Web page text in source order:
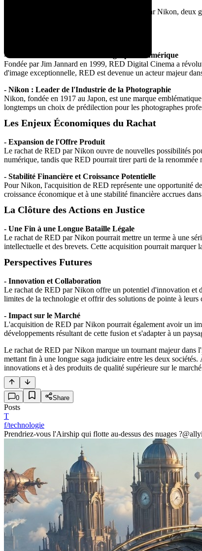
Les implications du rachat de la société RED par Nikon, deux
- RED : Pionnier de la Cinématographie Numérique
Fondée par Jim Jannard en 1999, RED Digital Cinema a
d'image exceptionnelle, RED est devenue un acteur majeur
- Nikon : Leader de l'Industrie de la Photographie
Nikon, fondée en 1917 au Japon, est une marque
longtemps un choix de prédilection pour les photographes
Les Enjeux Économiques du Rachat
- Expansion de l'Offre Produit
Le rachat de RED par Nikon ouvre de nouvelles possibilités
numérique, tandis que RED pourrait tirer parti de la
- Stabilité Financière et Croissance Potentielle
Pour Nikon, l'acquisition de RED représente une opportunité
croissance économique et à une stabilité financière accrues
La Clôture des Actions en Justice
- Une Fin à une Longue Bataille Légale
Le rachat de RED par Nikon pourrait mettre un terme à une
intellectuelle et des brevets. Cette acquisition pourrait
Perspectives Futures
- Innovation et Collaboration
Le rachat de RED par Nikon offre un potentiel d'innovation et
limites de la technologie et offrir des solutions de pointe à leurs
- Impact sur le Marché
L'acquisition de RED par Nikon pourrait également avoir un
développements résultant de cette fusion et s'adapter à un
Le rachat de RED par Nikon marque un tournant majeur dans
mettant fin à une longue saga judiciaire entre les deux
innovations et à des produits de qualité supérieure sur le
0 Share
Posts
T
f/technologie
Prendriez-vous l'Airship qui flotte au-dessus des nuages ?@ally